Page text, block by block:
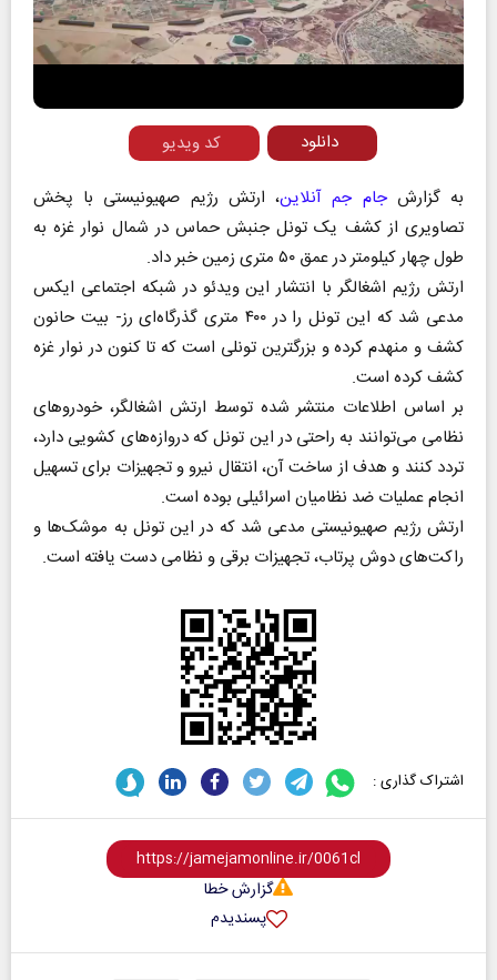
Play
Video
کد ویدیو
دانلود
به گزارشجام جم آنلاین، ارتش رژیم صهیونیستی با پخش
تصاویری از کشف یک تونل جنبش حماس در شمال نوار غزه به
طول چهار کیلومتر در عمق ۵۰ متری زمین خبر داد.
ارتش رژیم اشغالگر با انتشار این ویدئو در شبکه اجتماعی ایکس
مدعی شد که این تونل را در ۴۰۰ متری گذرگاه‌ای رز- بیت حانون
کشف و منهدم کرده و بزرگترین تونلی است که تا کنون در نوار غزه
کشف کرده است.
بر اساس اطلاعات منتشر شده توسط ارتش اشغالگر، خودرو‌های
نظامی می‌توانند به راحتی در این تونل که دروازه‌های کشویی دارد،
تردد کنند و هدف از ساخت آن، انتقال نیرو و تجهیزات برای تسهیل
انجام عملیات ضد نظامیان اسرائیلی بوده است.
ارتش رژیم صهیونیستی مدعی شد که در این تونل به موشک‌ها و
راکت‌های دوش پرتاب، تجهیزات برقی و نظامی دست یافته است.
اشتراک گذاری :
گزارش خطا
پسندیدم